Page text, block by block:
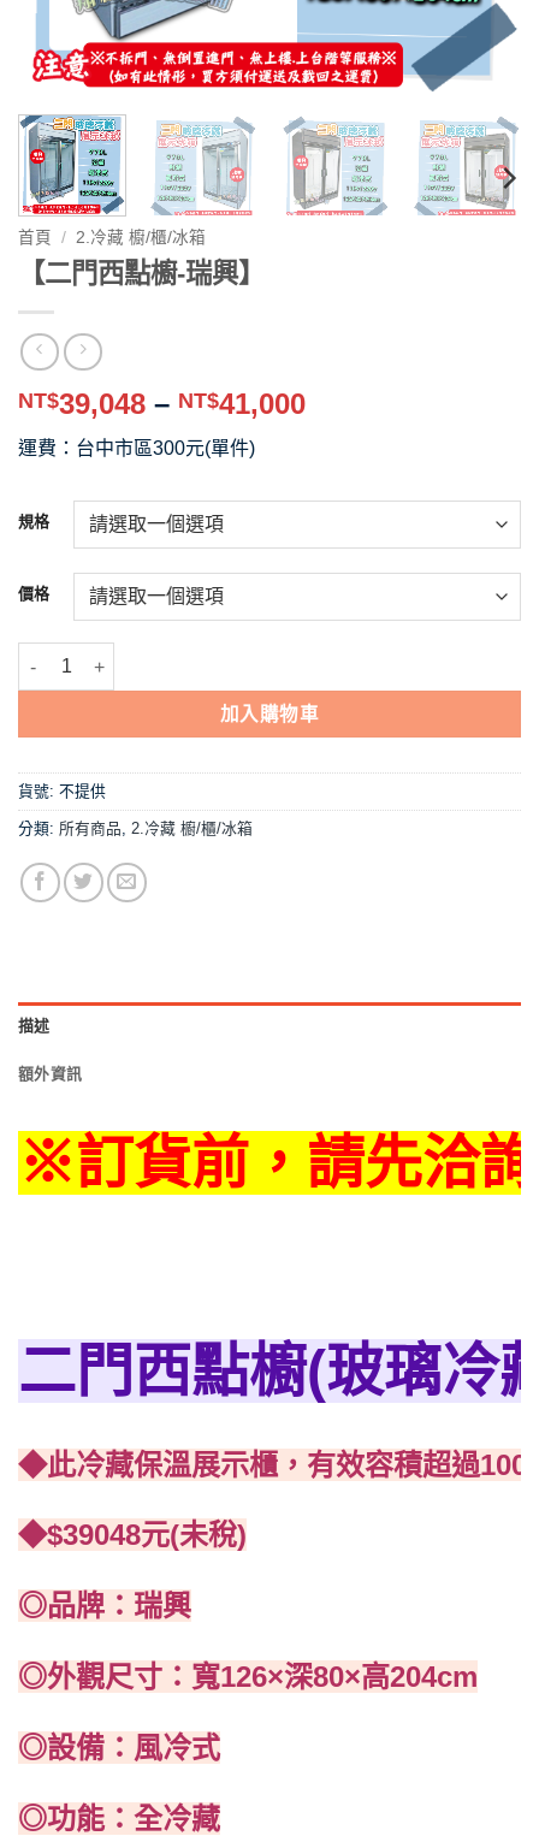
首頁 / 2.冷藏 櫥/櫃/冰箱
【二門西點櫥-瑞興】
NT$39,048 – NT$41,000價
到
NT$41,000
運費：台中市區300元(單件)
規格
價格
【二門西點櫥-瑞興】 數量
加入購物車
貨號: 不提供
分類: 所有商品, 2.冷藏 櫥/櫃/冰箱
描述
額外資訊
※訂貨前，請先洽
二門西點櫥(玻璃冷
◆此冷藏保溫展示櫃，有效容積超過100
◆$39048元(未稅)
◎品牌：瑞興
◎外觀尺寸：寬126×深80×高204cm
◎設備：風冷式
◎功能：全冷藏